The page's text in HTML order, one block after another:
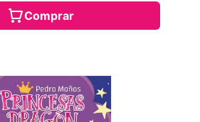
Comprar